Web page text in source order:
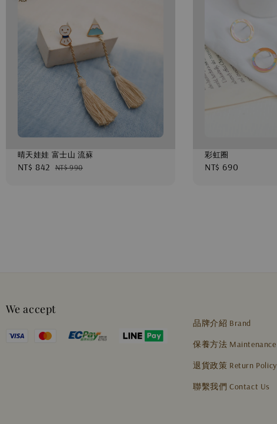
晴天娃娃 富士山 流蘇
Sale
NT$ 842 Regular
NT$ 990
彩虹圈
Regular
NT$ 690
We accept
品牌介紹 Brand
保養方法 Maintenance
退貨政策 Return Policy
聯繫我們 Contact Us